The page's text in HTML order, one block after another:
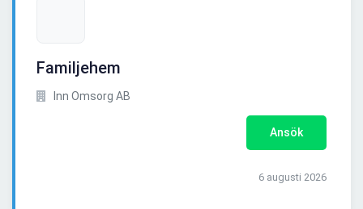
Familjehem
Inn Omsorg AB
Ansök
6 augusti 2026